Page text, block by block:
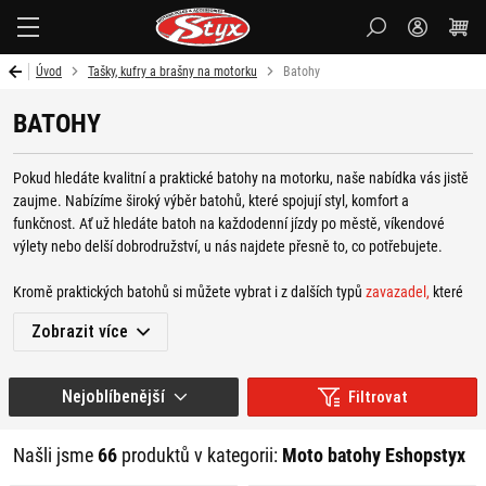
Úvod Tašky, kufry a brašny na motorku Batohy
BATOHY
Pokud hledáte kvalitní a praktické batohy na motorku, naše nabídka vás jistě
zaujme. Nabízíme široký výběr batohů, které spojují styl, komfort a
funkčnost. Ať už hledáte batoh na každodenní jízdy po městě, víkendové
výlety nebo delší dobrodružství, u nás najdete přesně to, co potřebujete.
Kromě praktických batohů si můžete vybrat i z dalších typů zavazadel, které
horní nebo boční kufry – plastové či hliníkové, které nabízejí odolnost a
tankvacíchnebozadních taškách, které se snadno upevňují a poskytují rychlý
přístup k důležitým drobnostem.
Do výbavy se hodí takénepromokavé pytle,kožené brašnyčirole,které
Zobrazit více
Filtrovat
Našli jsme66 produktů v kategorii: Moto batohy Eshopstyx
Nejoblíbenější